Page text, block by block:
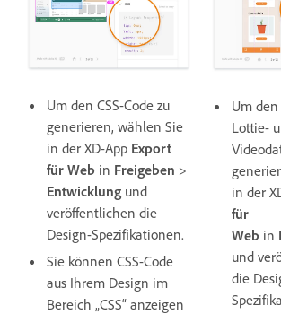
Um den CSS-Code zu
generieren, wählen Sie
in der XD-App Export
für Web in Freigeben >
Entwicklung und
veröffentlichen die
Design-Spezifikationen.
Sie können CSS-Code
aus Ihrem Design im
Bereich „CSS“ anzeigen
Um
Lottie-
in der
für
Web in
und
die